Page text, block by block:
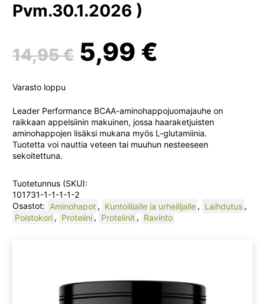
Pvm.30.1.2026 )
14,95€ Alkuperäinen
oli:
14,95 €.
5,99 €
on:
5,99 €.
Varasto loppu
Leader Performance BCAA-aminohappojuomajauhe on
raikkaan appelsiinin makuinen, jossa haaraketjuisten
aminohappojen lisäksi mukana myös L-glutamiinia.
Tuotetta voi nauttia veteen tai muuhun nesteeseen
sekoitettuna.
Tuotetunnus (SKU):
101731-1-1-1-1-2
Osastot: Aminohapot , Kuntoilijalle ja urheilijalle , Laihdutus ,
Poistokori , Proteiini , Proteiinit , Ravinto